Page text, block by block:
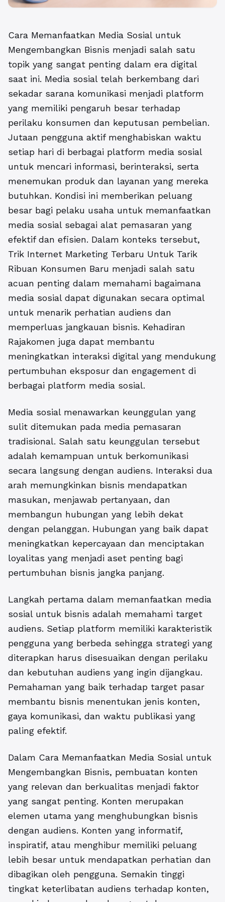
Cara Memanfaatkan Media Sosial untuk
Mengembangkan Bisnis menjadi salah satu
topik yang sangat penting dalam era digital
saat ini. Media sosial telah berkembang dari
sekadar sarana komunikasi menjadi platform
yang memiliki pengaruh besar terhadap
perilaku konsumen dan keputusan pembelian.
Jutaan pengguna aktif menghabiskan waktu
setiap hari di berbagai platform media sosial
untuk mencari informasi, berinteraksi, serta
menemukan produk dan layanan yang mereka
butuhkan. Kondisi ini memberikan peluang
besar bagi pelaku usaha untuk memanfaatkan
media sosial sebagai alat pemasaran yang
efektif dan efisien. Dalam konteks tersebut,
Trik Internet Marketing Terbaru Untuk Tarik
Ribuan Konsumen Baru menjadi salah satu
acuan penting dalam memahami bagaimana
media sosial dapat digunakan secara optimal
untuk menarik perhatian audiens dan
memperluas jangkauan bisnis. Kehadiran
Rajakomen juga dapat membantu
meningkatkan interaksi digital yang mendukung
pertumbuhan eksposur dan engagement di
berbagai platform media sosial.
Media sosial menawarkan keunggulan yang
sulit ditemukan pada media pemasaran
tradisional. Salah satu keunggulan tersebut
adalah kemampuan untuk berkomunikasi
secara langsung dengan audiens. Interaksi dua
arah memungkinkan bisnis mendapatkan
masukan, menjawab pertanyaan, dan
membangun hubungan yang lebih dekat
dengan pelanggan. Hubungan yang baik dapat
meningkatkan kepercayaan dan menciptakan
loyalitas yang menjadi aset penting bagi
pertumbuhan bisnis jangka panjang.
Langkah pertama dalam memanfaatkan media
sosial untuk bisnis adalah memahami target
audiens. Setiap platform memiliki karakteristik
pengguna yang berbeda sehingga strategi yang
diterapkan harus disesuaikan dengan perilaku
dan kebutuhan audiens yang ingin dijangkau.
Pemahaman yang baik terhadap target pasar
membantu bisnis menentukan jenis konten,
gaya komunikasi, dan waktu publikasi yang
paling efektif.
Dalam Cara Memanfaatkan Media Sosial untuk
Mengembangkan Bisnis, pembuatan konten
yang relevan dan berkualitas menjadi faktor
yang sangat penting. Konten merupakan
elemen utama yang menghubungkan bisnis
dengan audiens. Konten yang informatif,
inspiratif, atau menghibur memiliki peluang
lebih besar untuk mendapatkan perhatian dan
dibagikan oleh pengguna. Semakin tinggi
tingkat keterlibatan audiens terhadap konten,